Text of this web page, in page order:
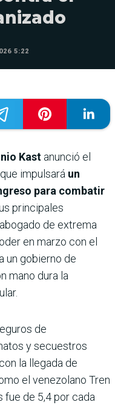
5:22
Kast anunció el
impulsará un
para combatir
principales
de extrema
en marzo con el
un gobierno de
mano dura la
de
y secuestros
la llegada de
el venezolano Tren
fue de 5,4 por cada